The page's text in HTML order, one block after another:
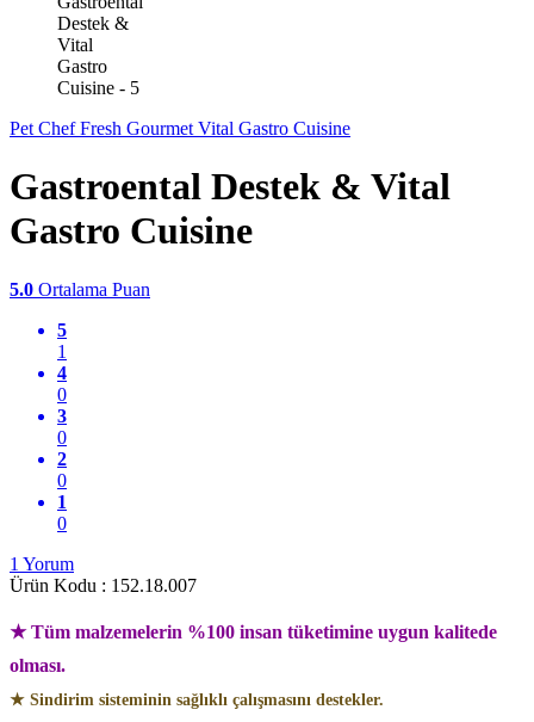
Pet Chef Fresh Gourmet Vital Gastro Cuisine
Gastroental Destek & Vital
Gastro Cuisine
5.0 Ortalama Puan
5
1
4
0
3
0
2
0
1
0
1 Yorum
Ürün Kodu : 152.18.007
★ Tüm malzemelerin %100 insan tüketimine uygun kalitede
olması.
★ Sindirim sisteminin sağlıklı çalışmasını destekler.